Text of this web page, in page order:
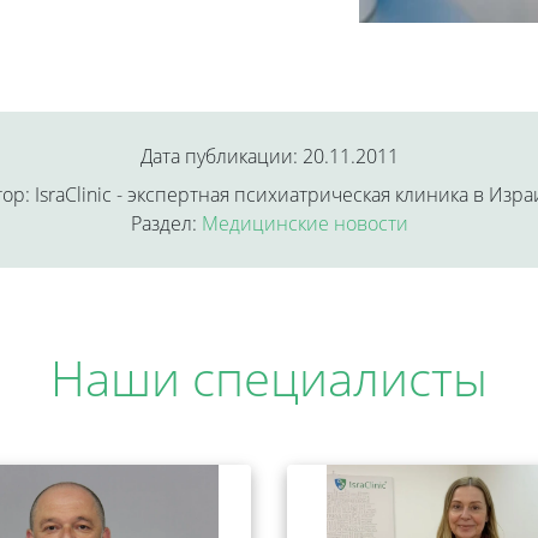
Дата публикации: 20.11.2011
IsraClinic - экспертная психиатрическая клиника в
Раздел: Медицинские новости
Наши специалисты